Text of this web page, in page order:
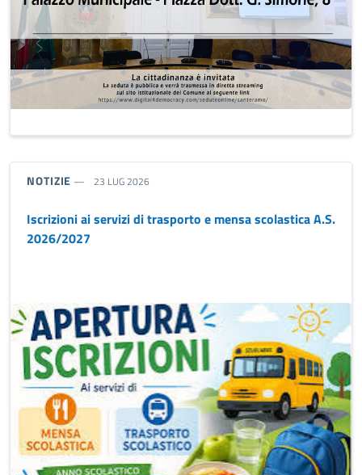
TIPO NOTIZIA:
NOTIZIE 23 LUG 2026
Iscrizioni ai servizi di trasporto e mensa scolastica A.S.
2026/2027